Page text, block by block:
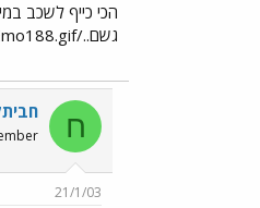
הכי כייף לשכב
גשם../images/Emo188.gif
ח
21/1/03